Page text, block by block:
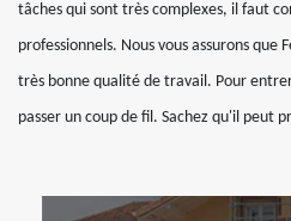
tâches qui sont très complexes, il faut
professionnels. Nous vous assurons
très bonne qualité de travail. Pour
passer un coup de fil. Sachez qu'il peut